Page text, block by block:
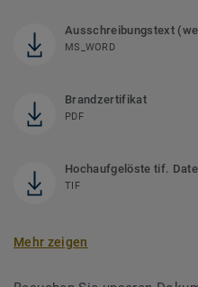
Ausschreibungstext
MS_WORD
Brandzertifikat
PDF
Hochaufgelöste tif.
TIF
Mehr zeigen